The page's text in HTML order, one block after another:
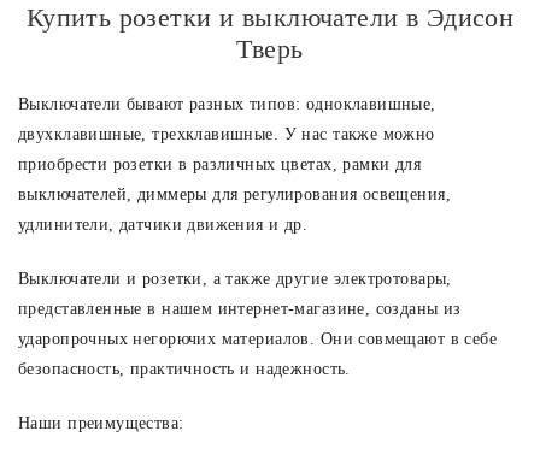
Купить розетки и выключатели в Эдисон
Тверь
Выключатели бывают разных типов: одноклавишные,
двухклавишные, трехклавишные. У нас также можно
приобрести розетки в различных цветах, рамки для
выключателей, диммеры для регулирования освещения,
удлинители, датчики движения и др.
Выключатели и розетки, а также другие электротовары,
представленные в нашем интернет-магазине, созданы из
ударопрочных негорючих материалов. Они совмещают в себе
безопасность, практичность и надежность.
Наши преимущества: